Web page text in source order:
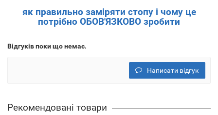
як правильно заміряти стопу і чому це
потрібно ОБОВ'ЯЗКОВО зробити
Відгуків поки що немає.
Написати відгук
Рекомендовані товари